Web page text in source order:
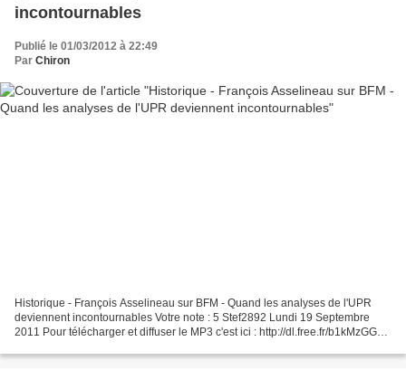
incontournables
Publié le 01/03/2012 à 22:49
Par Chiron
Historique - François Asselineau sur BFM - Quand les analyses de l'UPR
deviennent incontournables Votre note : 5 Stef2892 Lundi 19 Septembre
2011 Pour télécharger et diffuser le MP3 c'est ici : http://dl.free.fr/b1kMzGGh4